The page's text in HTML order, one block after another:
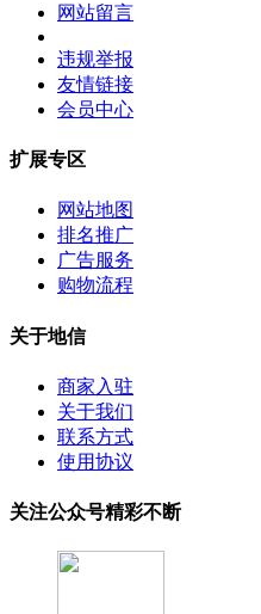
网站留言
违规举报
友情链接
会员中心
扩展专区
网站地图
排名推广
广告服务
购物流程
关于地信
商家入驻
关于我们
联系方式
使用协议
关注公众号精彩不断